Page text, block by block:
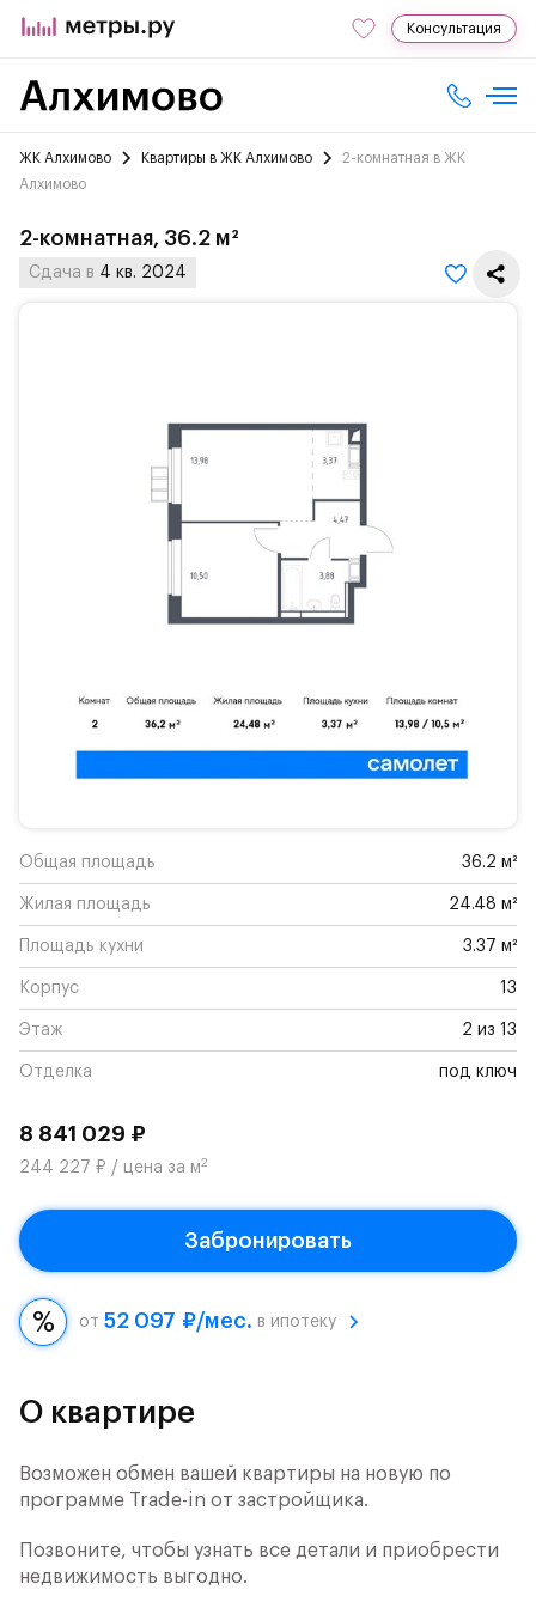
Консультация
ЖК Алхимово Квартиры в ЖК Алхимово
2-комнатная в ЖК
Алхимово
2-комнатная, 36.2 м²
Сдача в 4 кв. 2024
Общая площадь 36.2 м²
Жилая площадь 24.48 м²
Площадь кухни 3.37 м²
Корпус 13
Этаж 2 из 13
Отделка под ключ
8 841 029 ₽
244 227 ₽ / цена за м2
Забронировать
от 52 097 ₽/мес. в ипотеку
О квартире
Возможен обмен вашей квартиры на новую по
программе Trade-in от застройщика.
Позвоните, чтобы узнать все детали и приобрести
недвижимость выгодно.